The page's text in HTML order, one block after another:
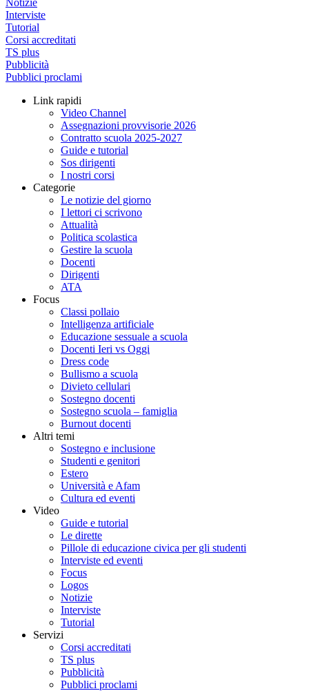
Notizie
Interviste
Tutorial
Corsi accreditati
TS plus
Pubblicità
Pubblici proclami
Link rapidi
Video Channel
Assegnazioni provvisorie 2026
Contratto scuola 2025-2027
Guide e tutorial
Sos dirigenti
I nostri corsi
Categorie
Le notizie del giorno
I lettori ci scrivono
Attualità
Politica scolastica
Gestire la scuola
Docenti
Dirigenti
ATA
Focus
Classi pollaio
Intelligenza artificiale
Educazione sessuale a scuola
Docenti Ieri vs Oggi
Dress code
Bullismo a scuola
Divieto cellulari
Sostegno docenti
Sostegno scuola – famiglia
Burnout docenti
Altri temi
Sostegno e inclusione
Studenti e genitori
Estero
Università e Afam
Cultura ed eventi
Video
Guide e tutorial
Le dirette
Pillole di educazione civica per gli studenti
Interviste ed eventi
Focus
Logos
Notizie
Interviste
Tutorial
Servizi
Corsi accreditati
TS plus
Pubblicità
Pubblici proclami